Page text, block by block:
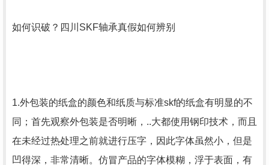
如何识破？四川SKF轴承真假如何辨别
1.外包装的纸盒的颜色和纸质与标准skf的纸盒有明显的不
同；首先观察外包装是否明晰，..大都使用钢印技术，而且
在未经过热处理之前就进行压字，因此字体虽然小，但是
凹得深，非常清晰。仿冒产品的字体模糊，浮于表面，有